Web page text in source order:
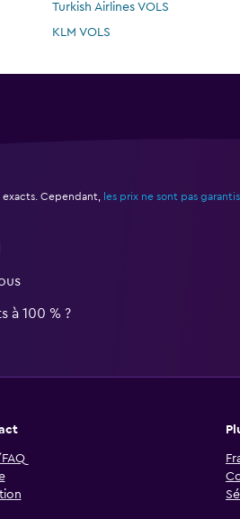
Turkish Airlines VOLS
KLM VOLS
Cependant, les prix ne sont pas garantis.
à 100 % ?